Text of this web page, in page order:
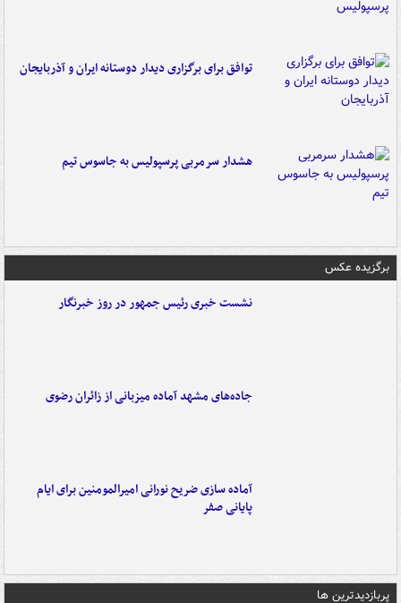
توافق برای برگزاری دیدار دوستانه ایران و آذربایجان
هشدار سرمربی پرسپولیس به جاسوس تیم
برگزیده عکس
نشست خبری رئیس جمهور در روز خبرنگار
جاده‌های مشهد آماده میزبانی از زائران رضوی
آماده سازی ضریح نورانی امیرالمومنین برای ایام
پایانی صفر
پربازدیدترین ها